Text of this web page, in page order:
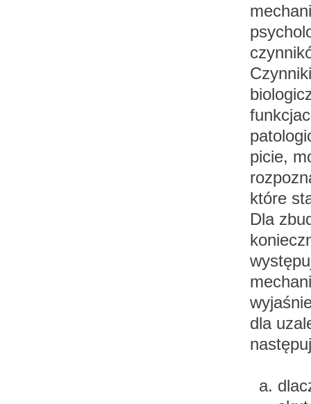
picie,
które
Dla
dla